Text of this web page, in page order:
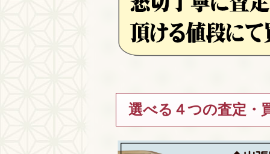
選べる４つの査定・